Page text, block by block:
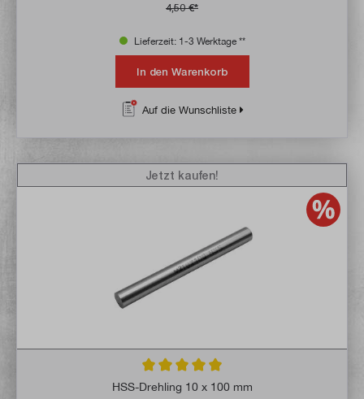
4,50 €*
Lieferzeit: 1-3 Werktage **
In den Warenkorb
Auf die Wunschliste
Durchschnittliche Bewertung von 5 von 5
HSS-Drehling 10 x 100 mm
Jetzt kaufen!